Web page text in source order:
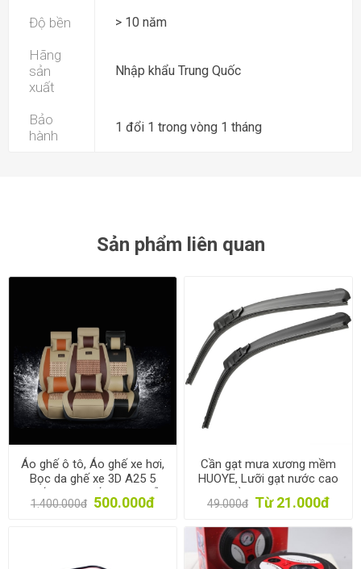
Độ bền > 10 năm
Hãng
sản
xuất
Nhập khẩu Trung Quốc
Bảo
hành
1 đổi 1 trong vòng 1 tháng
Sản phẩm liên quan
Áo ghế ô tô, Áo ghế xe hơi,
Bọc da ghế xe 3D A25 5
Ghế, Trùm ghế xe 4-5 chỗ
1.400.000đ 500.000đ
Cần gạt mưa xương mềm
HUOYE, Lưỡi gạt nước cao
su, Chổi gạt kính lái cho ô
tô, xe hơi móc chữ U
49.000đ Từ 21.000đ